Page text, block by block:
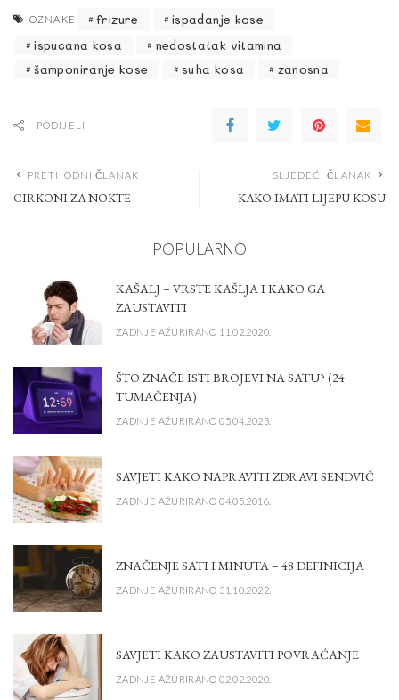
OZNAKE frizure
ispadanje kose
ispucana kosa
nedostatak vitamina
šamponiranje kose
suha kosa zanosna
PODIJELI
PRETHODNI ČLANAK
CIRKONI ZA NOKTE
SLJEDEĆI ČLANAK
KAKO IMATI LIJEPU KOSU
POPULARNO
KAŠALJ – VRSTE KAŠLJA I KAKO GA
ZAUSTAVITI
ZADNJE AŽURIRANO 11.02.2020.
ŠTO ZNAČE ISTI BROJEVI NA SATU? (24
TUMAČENJA)
ZADNJE AŽURIRANO 05.04.2023.
SAVJETI KAKO NAPRAVITI ZDRAVI SENDVIČ
ZADNJE AŽURIRANO 04.05.2016.
ZNAČENJE SATI I MINUTA – 48 DEFINICIJA
ZADNJE AŽURIRANO 31.10.2022.
SAVJETI KAKO ZAUSTAVITI POVRAĆANJE
ZADNJE AŽURIRANO 02.02.2020.